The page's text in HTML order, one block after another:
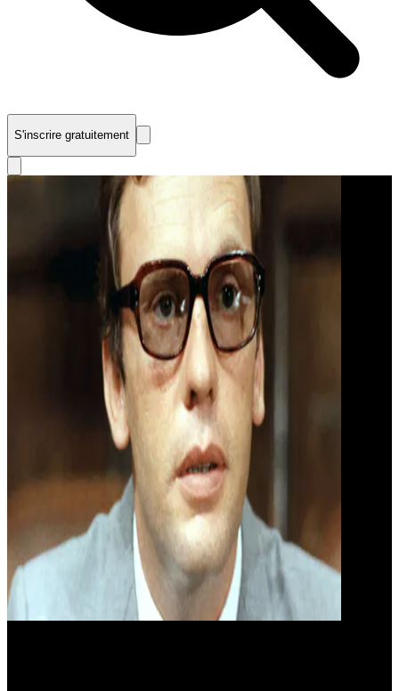
S'inscrire gratuitement